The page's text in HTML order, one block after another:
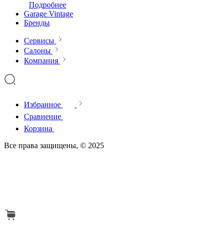
Подробнее
Garage Vintage
Бренды
Сервисы
Салоны
Компания
Избранное
Сравнение
Корзина
Все права защищены, © 2025